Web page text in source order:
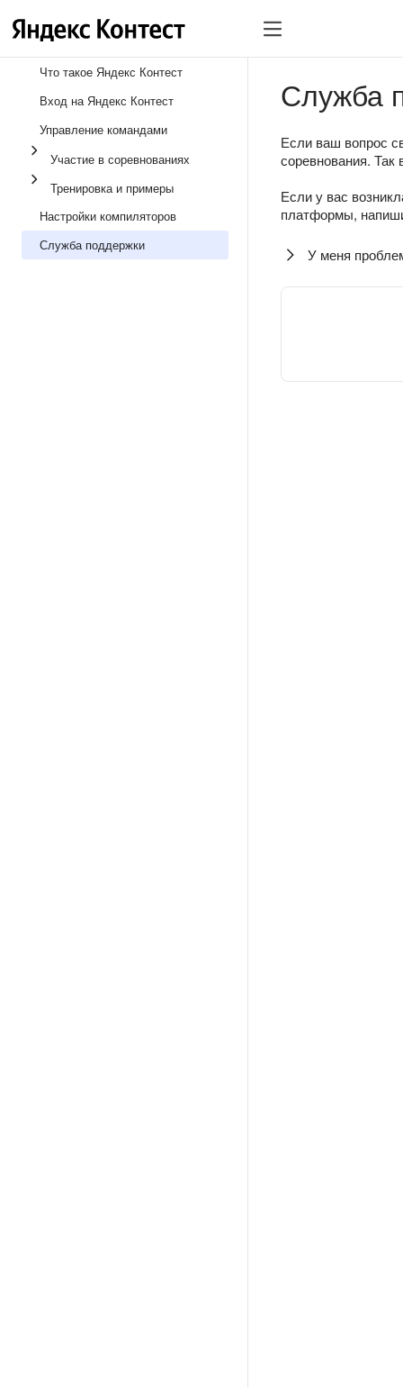
Что такое Яндекс Контест
Вход на Яндекс Контест
Управление командами
Участие в соревнованиях
Тренировка и примеры
Настройки компиляторов
Служба поддержки
Служба
Если ваш вопрос
соревнования. Так
Если у вас
платформы,
У меня